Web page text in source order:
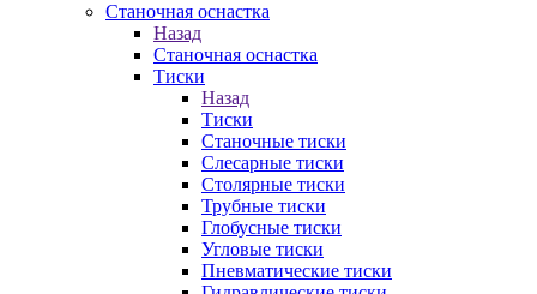
Станочная оснастка
Назад
Станочная оснастка
Тиски
Назад
Тиски
Станочные тиски
Слесарные тиски
Столярные тиски
Трубные тиски
Глобусные тиски
Угловые тиски
Пневматические тиски